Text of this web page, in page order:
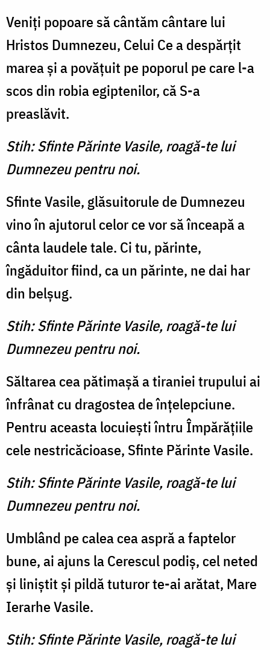
Veniţi popoare să cântăm cântare lui
Hristos Dumnezeu, Celui Ce a despărţit
marea şi a povăţuit pe poporul pe care l-a
scos din robia egiptenilor, că S-a
preaslăvit.
Stih: Sfinte Părinte Vasile, roagă-te lui
Dumnezeu pentru noi.
Sfinte Vasile, glăsuitorule de Dumnezeu
vino în ajutorul celor ce vor să înceapă a
cânta laudele tale. Ci tu, părinte,
îngăduitor fiind, ca un părinte, ne dai har
din belşug.
Stih: Sfinte Părinte Vasile, roagă-te lui
Dumnezeu pentru noi.
Săltarea cea pătimaşă a tiraniei trupului ai
înfrânat cu dragostea de înţelepciune.
Pentru aceasta locuieşti întru Împărăţiile
cele nestricăcioase, Sfinte Părinte Vasile.
Stih: Sfinte Părinte Vasile, roagă-te lui
Dumnezeu pentru noi.
Umblând pe calea cea aspră a faptelor
bune, ai ajuns la Cerescul podiş, cel neted
şi liniştit şi pildă tuturor te-ai arătat, Mare
Ierarhe Vasile.
Stih: Sfinte Părinte Vasile, roagă-te lui